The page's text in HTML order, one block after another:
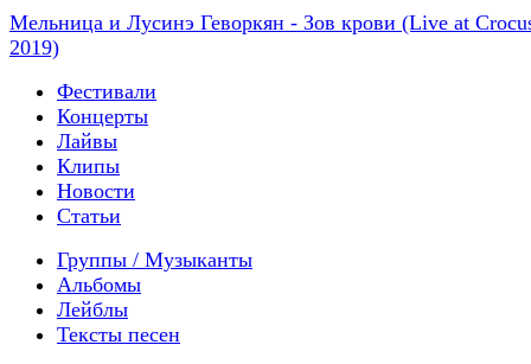
Мельница и Лусинэ Геворкян - Зов крови (Live at
2019)
Фестивали
Концерты
Лайвы
Клипы
Новости
Статьи
Группы / Музыканты
Альбомы
Лейблы
Тексты песен